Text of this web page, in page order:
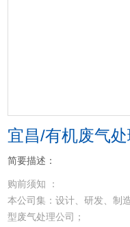
宜昌/有机废气
简要描述：
购前须知 ：
本公司集：设计、研发、制
型废气处理公司；